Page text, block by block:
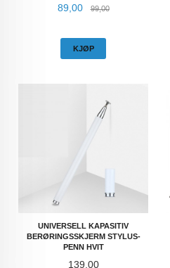
Tilbud
89,00 99,00Rabatt
KJØP
UNIVERSELL KAPASITIV
BERØRINGSSKJERM STYLUS-
PENN HVIT
Pris
139,00